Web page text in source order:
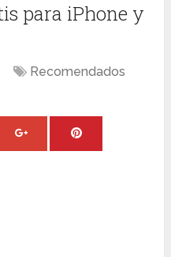
para iPhone y
Recomendados